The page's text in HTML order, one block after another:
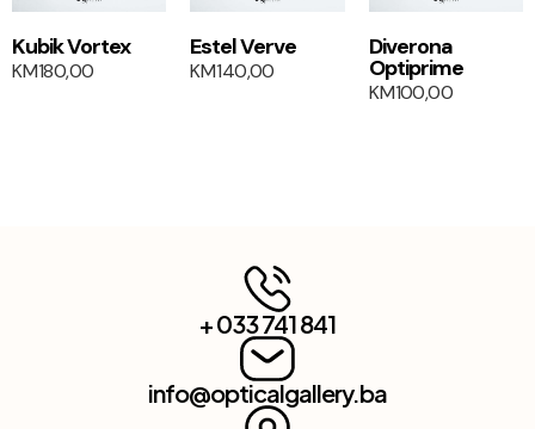
Kubik Vortex
KM180,00
Estel Verve
KM140,00
Diverona
Optiprime
KM100,00
+ 033 741 841
info@opticalgallery.ba